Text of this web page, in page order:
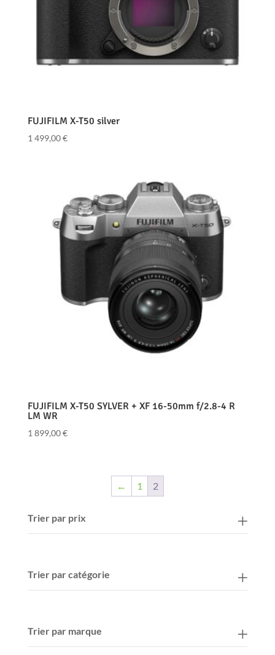
FUJIFILM X-T50 silver
1 499,00€
FUJIFILM X-T50 SYLVER + XF 16-50mm f/2.8-4 R
LM WR
1 899,00€
← 1 2
Trier par prix
Trier par catégorie
Trier par marque